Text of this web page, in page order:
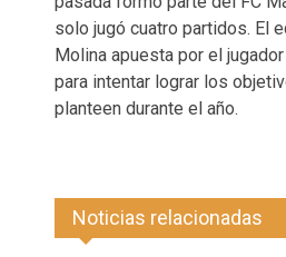
solo jugó cuatro partidos. El
Molina apuesta por el
para intentar lograr los
planteen durante el año.
Noticias relacionadas